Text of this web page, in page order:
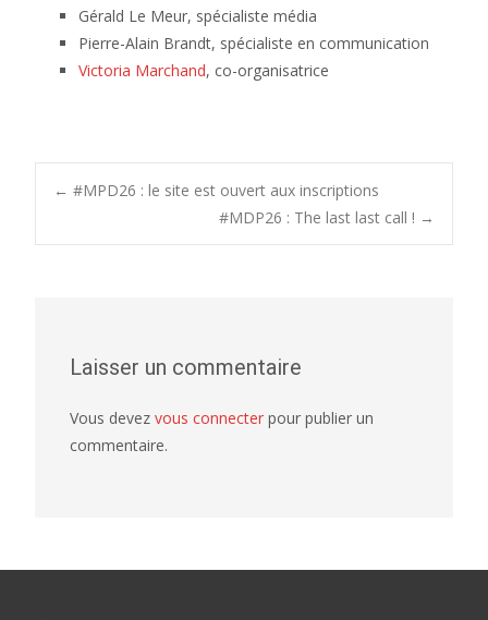
Gérald Le Meur, spécialiste média
Pierre-Alain Brandt, spécialiste en communication
Victoria Marchand, co-organisatrice
Post
← #MPD26 : le site est ouvert aux inscriptions
#MDP26 : The last last call ! →
Laisser un commentaire
Vous devez vous connecter pour publier un
commentaire.